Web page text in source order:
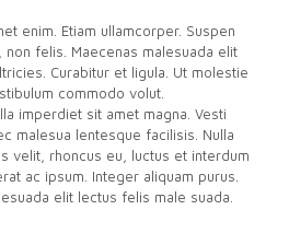
enim. Etiam ullamcorper. Suspen
felis. Maecenas malesuada elit
Curabitur et ligula. Ut molestie
commodo volut.
imperdiet sit amet magna. Vesti
malesua lentesque facilisis. Nulla
velit, rhoncus eu, luctus et interdum
ac ipsum. Integer aliquam purus.
elit lectus felis male suada.